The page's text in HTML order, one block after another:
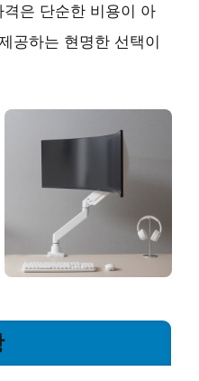
은 단순한 비용이 아
공하는 현명한 선택이